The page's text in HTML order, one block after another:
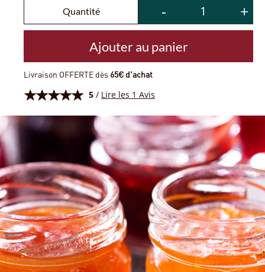
Quantité - +
Ajouter au panier
Livraison OFFERTE dès 65€ d'achat
5 / Lire les 1 Avis